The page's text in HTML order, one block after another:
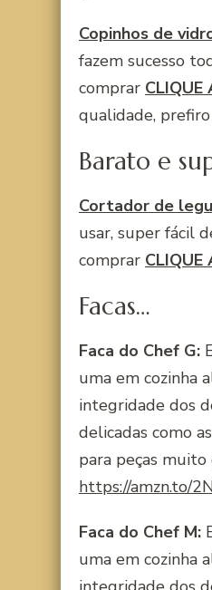
Copinhos de
fazem sucesso
comprar CLIQUE
qualidade,
Barato e
Cortador de
usar, super fácil
comprar CLIQUE
Facas…
Faca do Chef G:
uma em cozinha
integridade dos
delicadas como
para peças
https://amzn.to/
Faca do Chef M:
uma em cozinha